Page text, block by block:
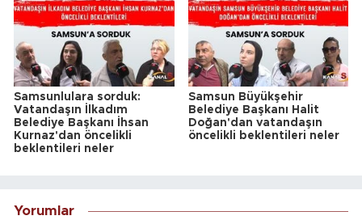
Samsunlulara sorduk:
Vatandaşın İlkadım
Belediye Başkanı İhsan
Kurnaz'dan öncelikli
beklentileri neler
Samsun Büyükşehir
Belediye Başkanı Halit
Doğan'dan vatandaşın
öncelikli beklentileri neler
Yorumlar